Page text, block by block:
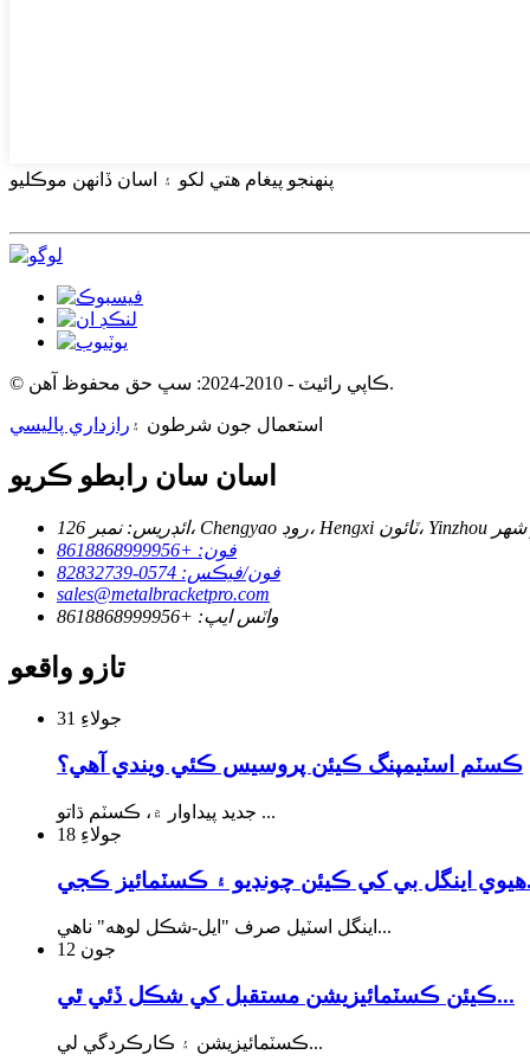
پنهنجو پيغام هتي لکو ۽ اسان ڏانهن موڪليو
© ڪاپي رائيٽ - 2010-2024: سڀ حق محفوظ آهن.
استعمال جون شرطون ۽ رازداري پاليسي
اسان سان رابطو ڪريو
فون: +8618868999956
فون/فيڪس: 0574-82832739
sales@metalbracketpro.com
واٽس ايپ: +8618868999956
تازو واقعو
جولاءِ 31
ڪسٽم اسٽيمپنگ ڪيئن پروسيس ڪئي ويندي آهي؟
جديد پيداوار ۾، ڪسٽم ڌاتو ...
جولاءِ 18
ڪجي...
اينگل اسٽيل صرف "ايل-شڪل لوهه" ناهي...
جون 12
ڪيئن ڪسٽمائيزيشن مستقبل کي شڪل ڏئي ٿي...
ڪسٽمائيزيشن ۽ ڪارڪردگي لي...